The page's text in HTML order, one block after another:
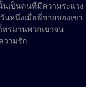
นเป็นคนที่มีความระแวง
นหนึ่งเมื่อพี่ชายของเขา
รมานพวกเขาจน
วามรัก